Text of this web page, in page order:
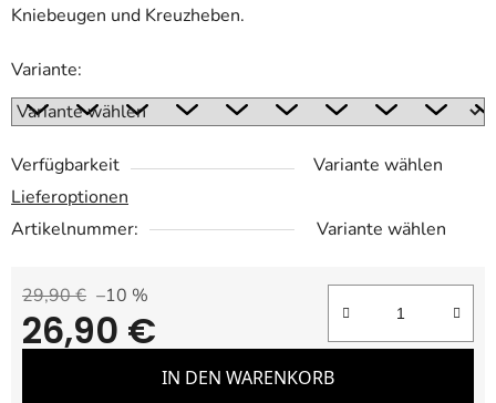
Kniebeugen und Kreuzheben.
Variante:
Verfügbarkeit
Variante wählen
Lieferoptionen
Artikelnummer:
Variante wählen
29,90 € –10 %
26,90 €
IN DEN WARENKORB